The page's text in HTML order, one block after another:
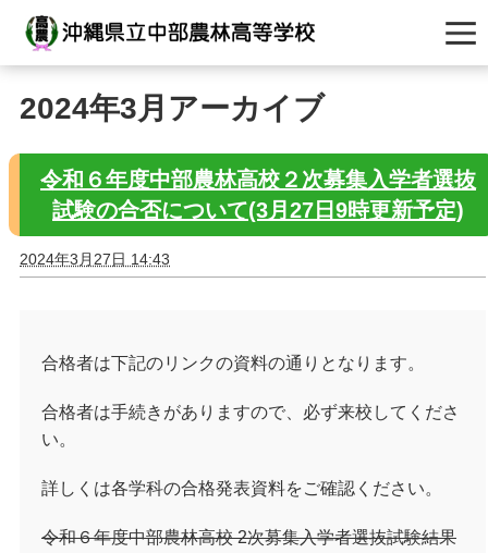
2024年3月アーカイブ
令和６年度中部農林高校２次募集入学者選抜
試験の合否について(3月27日9時更新予定)
2024年3月27日 14:43
合格者は下記のリンクの資料の通りとなります。
合格者は手続きがありますので、必ず来校してくださ
い。
詳しくは各学科の合格発表資料をご確認ください。
令和６年度中部農林高校 2次募集入学者選抜試験結果